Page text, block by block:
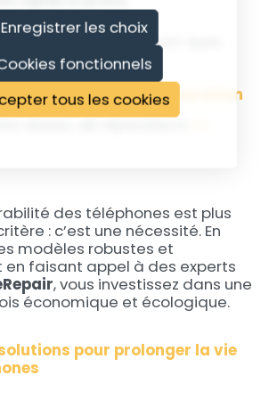
Enregistrer les choix
fonctionnels
tous les cookies
certifiées et de qualité
multi-marques
, incluant Apple,
et bien d’autres.
vous pour une réparation
réseau de réparateurs
des téléphones est plus
: c’est une nécessité. En
modèles robustes et
en faisant appel à des experts
, vous investissez dans une
économique et écologique.
pour prolonger la vie